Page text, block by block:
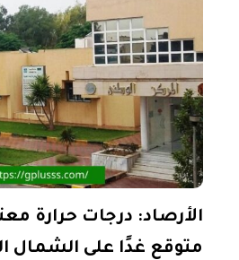
الأرصاد: درجات حرارة
متوقع غدًا على الشمال